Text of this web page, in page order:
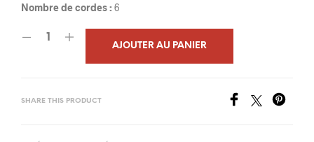
Nombre de cordes : 6
AJOUTER AU PANIER
SHARE THIS PRODUCT